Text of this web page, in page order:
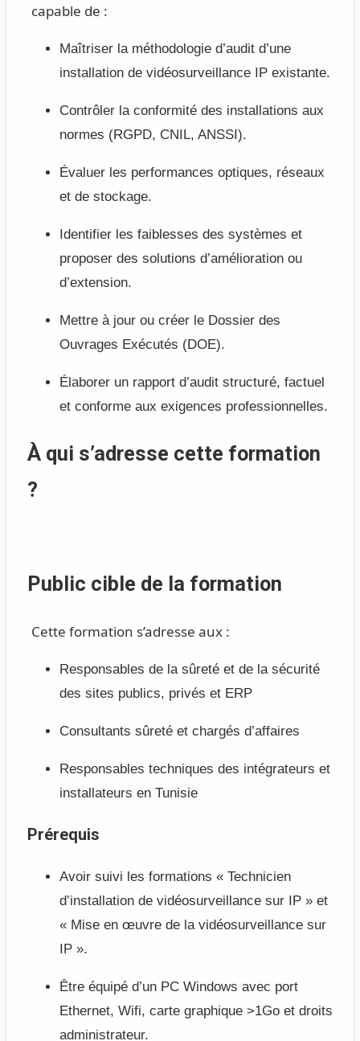
capable de :
Maîtriser la méthodologie d’audit d’une
installation de vidéosurveillance IP existante.
Contrôler la conformité des installations aux
normes (RGPD, CNIL, ANSSI).
Évaluer les performances optiques, réseaux
et de stockage.
Identifier les faiblesses des systèmes et
proposer des solutions d’amélioration ou
d’extension.
Mettre à jour ou créer le Dossier des
Ouvrages Exécutés (DOE).
Élaborer un rapport d’audit structuré, factuel
et conforme aux exigences professionnelles.
À qui s’adresse cette formation
?
Public cible de la formation
Cette formation s’adresse aux :
Responsables de la sûreté et de la sécurité
des sites publics, privés et ERP
Consultants sûreté et chargés d’affaires
Responsables techniques des intégrateurs et
installateurs en Tunisie
Prérequis
Avoir suivi les formations « Technicien
d’installation de vidéosurveillance sur IP » et
« Mise en œuvre de la vidéosurveillance sur
IP ».
Être équipé d’un PC Windows avec port
Ethernet, Wifi, carte graphique >1Go et droits
administrateur.